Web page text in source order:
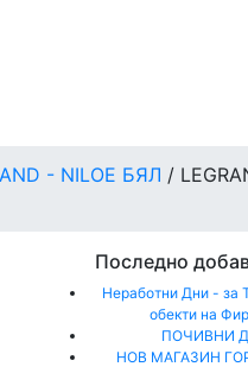
- NILOE БЯЛ /
Последно
Неработни Дни - за
обекти на
ПОЧИВНИ
НОВ МАГАЗИН